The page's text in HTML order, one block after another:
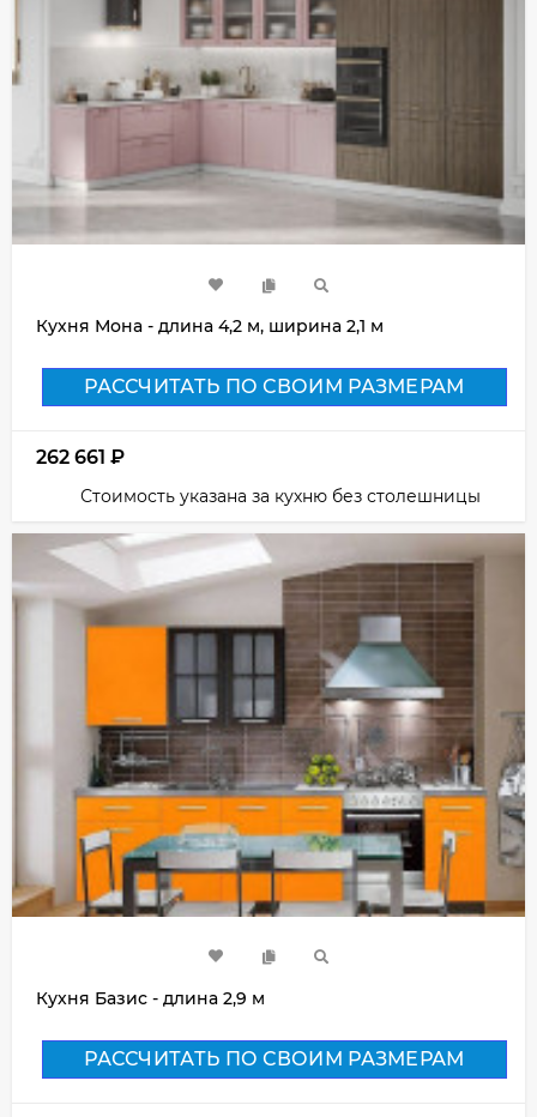
Кухня Мона - длина 4,2 м, ширина 2,1 м
РАССЧИТАТЬ ПО СВОИМ РАЗМЕРАМ
262 661 ₽
Стоимость указана за кухню без столешницы
Кухня Базис - длина 2,9 м
РАССЧИТАТЬ ПО СВОИМ РАЗМЕРАМ